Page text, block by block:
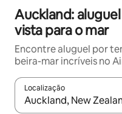
Auckland:
vista para o mar
Encontre aluguel por
beira-mar incríveis no
Localização
Quando os resultados